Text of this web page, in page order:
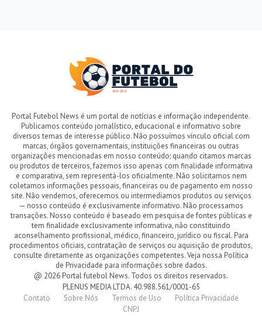
Portal Futebol News é um portal de notícias e informação independente.
Publicamos conteúdo jornalístico, educacional e informativo sobre
diversos temas de interesse público. Não possuímos vínculo oficial com
marcas, órgãos governamentais, instituições financeiras ou outras
organizações mencionadas em nosso conteúdo; quando citamos marcas
ou produtos de terceiros, fazemos isso apenas com finalidade informativa
e comparativa, sem representá-los oficialmente. Não solicitamos nem
coletamos informações pessoais, financeiras ou de pagamento em nosso
site. Não vendemos, oferecemos ou intermediamos produtos ou serviços
— nosso conteúdo é exclusivamente informativo. Não processamos
transações. Nosso conteúdo é baseado em pesquisa de fontes públicas e
tem finalidade exclusivamente informativa, não constituindo
aconselhamento profissional, médico, financeiro, jurídico ou fiscal. Para
procedimentos oficiais, contratação de serviços ou aquisição de produtos,
consulte diretamente as organizações competentes. Veja nossa Política
de Privacidade para informações sobre dados.
@ 2026 Portal futebol News. Todos os direitos reservados.
PLENUS MEDIA LTDA. 40.988.561/0001-65
Contato
Sobre Nós Termos de Uso
Política Privacidade
CNPJ